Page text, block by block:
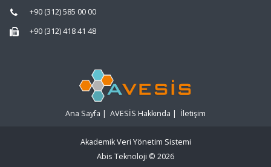
+90 (312) 585 00 00
+90 (312) 418 41 48
Ana Sayfa | AVESİS Hakkında | İletişim
Akademik Veri Yönetim Sistemi
Abis Teknoloji © 2026